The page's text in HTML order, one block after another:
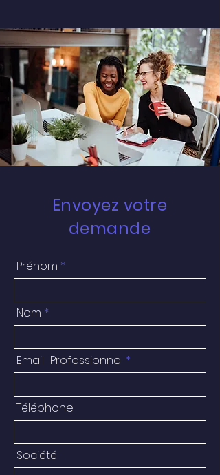
Envoyez votre
demande
Prénom
Nom
Email ¨Professionnel
Téléphone
Société